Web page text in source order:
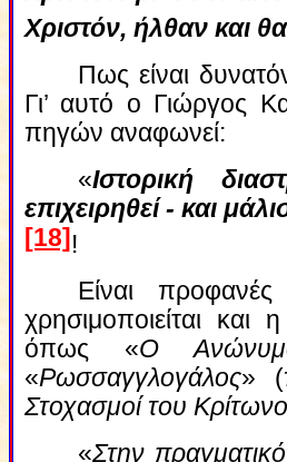
Χριστόν, ήλθαν και
Πως είναι
Γι’ αυτό ο Γιώργος
πηγών αναφωνεί:
«Ιστορική
επιχειρηθεί - και
[18] !
Είναι
χρησιμοποιείται και
όπως «Ο
«Ρωσσαγγλογάλος»
Στοχασμοί του
«Στην